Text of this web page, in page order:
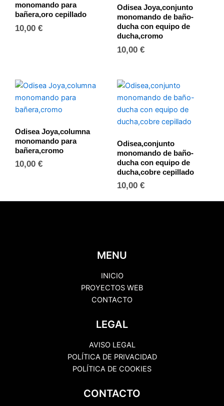
monomando para
bañera,oro cepillado
10,00 €
Odisea Joya,conjunto
monomando de baño-
ducha con equipo de
ducha,cromo
10,00 €
Odisea Joya,columna
monomando para
bañera,cromo
10,00 €
Odisea,conjunto
monomando de baño-
ducha con equipo de
ducha,cobre cepillado
10,00 €
MENU
INICIO
PROYECTOS WEB
CONTACTO
LEGAL
AVISO LEGAL
POLÍTICA DE PRIVACIDAD
POLÍTICA DE COOKIES
CONTACTO